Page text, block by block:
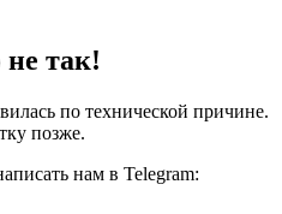
так!
по технической причине.
позже.
нам в Telegram: